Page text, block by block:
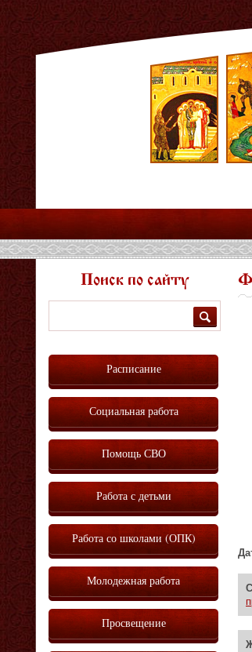
Поиск по сайту
Расписание
Социальная работа
Помощь СВО
Работа с детьми
Работа со школами (ОПК)
Молодежная работа
Просвещение